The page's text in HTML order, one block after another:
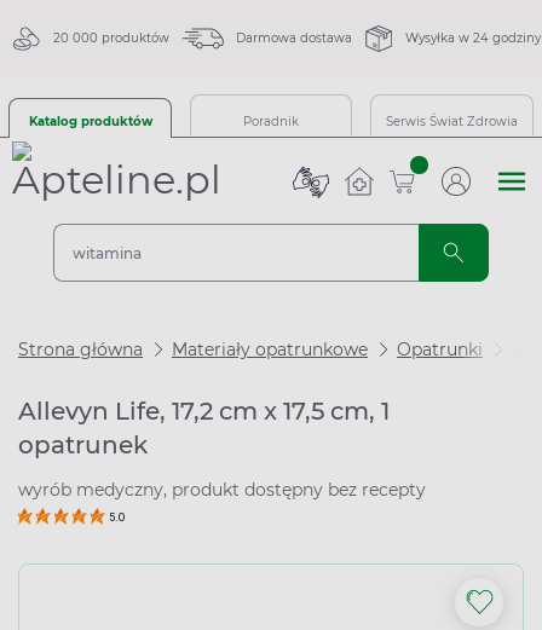
20 000 produktów Darmowa dostawa Wysyłka w 24 godziny
Katalog produktów Poradnik Serwis Świat Zdrowia
sztuk
Strona główna Materiały opatrunkowe Opatrunki
Allevyn Life, 17,2 cm x 17,5 cm, 1
opatrunek
wyrób medyczny, produkt dostępny bez recepty
5.0